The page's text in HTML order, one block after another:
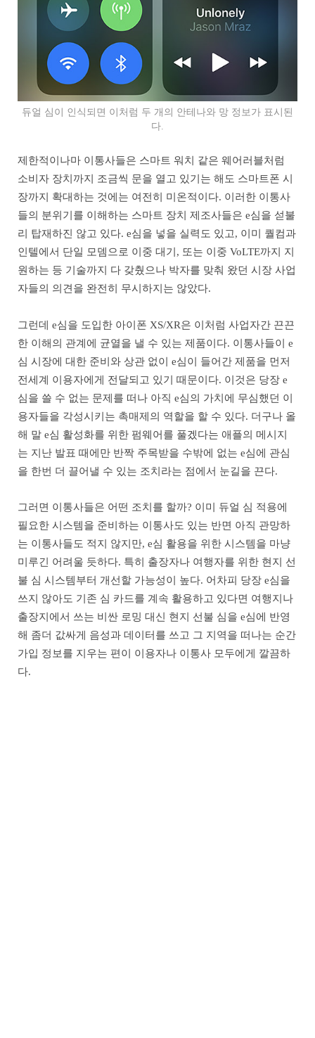
듀얼 심이 인식되면 이처럼 두 개의 안테나와 망 정보가 표시된
다.
제한적이나마 이통사들은 스마트 워치 같은 웨어러블처럼
소비자 장치까지 조금씩 문을 열고 있기는 해도 스마트폰 시
장까지 확대하는 것에는 여전히 미온적이다. 이러한 이통사
들의 분위기를 이해하는 스마트 장치 제조사들은 e심을 섣불
리 탑재하진 않고 있다. e심을 넣을 실력도 있고, 이미 퀄컴과
인텔에서 단일 모뎀으로 이중 대기, 또는 이중 VoLTE까지 지
원하는 등 기술까지 다 갖췄으나 박자를 맞춰 왔던 시장 사업
자들의 의견을 완전히 무시하지는 않았다.
그런데 e심을 도입한 아이폰 XS/XR은 이처럼 사업자간 끈끈
한 이해의 관계에 균열을 낼 수 있는 제품이다. 이통사들이 e
심 시장에 대한 준비와 상관 없이 e심이 들어간 제품을 먼저
전세계 이용자에게 전달되고 있기 때문이다. 이것은 당장 e
심을 쓸 수 없는 문제를 떠나 아직 e심의 가치에 무심했던 이
용자들을 각성시키는 촉매제의 역할을 할 수 있다. 더구나 올
해 말 e심 활성화를 위한 펌웨어를 풀겠다는 애플의 메시지
는 지난 발표 때에만 반짝 주목받을 수밖에 없는 e심에 관심
을 한번 더 끌어낼 수 있는 조치라는 점에서 눈길을 끈다.
그러면 이통사들은 어떤 조치를 할까? 이미 듀얼 심 적용에
필요한 시스템을 준비하는 이통사도 있는 반면 아직 관망하
는 이통사들도 적지 않지만, e심 활용을 위한 시스템을 마냥
미루긴 어려울 듯하다. 특히 출장자나 여행자를 위한 현지 선
불 심 시스템부터 개선할 가능성이 높다. 어차피 당장 e심을
쓰지 않아도 기존 심 카드를 계속 활용하고 있다면 여행지나
출장지에서 쓰는 비싼 로밍 대신 현지 선불 심을 e심에 반영
해 좀더 값싸게 음성과 데이터를 쓰고 그 지역을 떠나는 순간
가입 정보를 지우는 편이 이용자나 이통사 모두에게 깔끔하
다.